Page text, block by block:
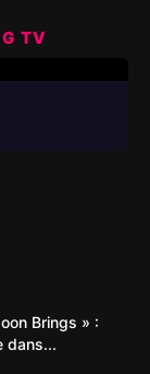
TV
Brings » :
dans...